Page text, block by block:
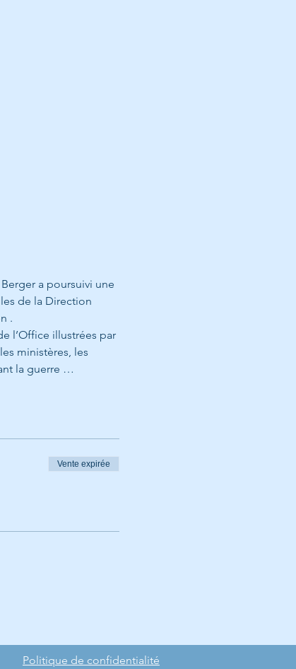
a poursuivi une
de la Direction
.
l’Office illustrées par
ministères, les
la guerre …
Vente expirée
Politique de confidentialité